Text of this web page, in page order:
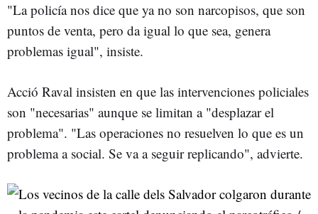
"La policía nos dice que ya no son narcopisos, que son
puntos de venta, pero da igual lo que sea, genera
problemas igual", insiste.
Acció Raval insisten en que las intervenciones policiales
son "necesarias" aunque se limitan a "desplazar el
problema". "Las operaciones no resuelven lo que es un
problema a social. Se va a seguir replicando", advierte.